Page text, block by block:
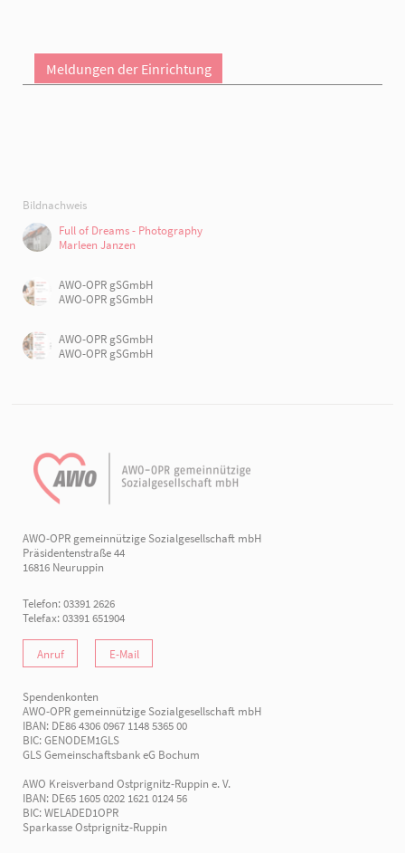
Meldungen der Einrichtung
Bildnachweis
Full of Dreams - Photography
Marleen Janzen
AWO-OPR gSGmbH
AWO-OPR gSGmbH
AWO-OPR gSGmbH
AWO-OPR gSGmbH
AWO-OPR gemeinnützige Sozialgesellschaft mbH
Präsidentenstraße 44
16816 Neuruppin
Telefon: 03391 2626
Telefax: 03391 651904
Anruf E-Mail
Spendenkonten
AWO-OPR gemeinnützige Sozialgesellschaft mbH
IBAN: DE86 4306 0967 1148 5365 00
BIC: GENODEM1GLS
GLS Gemeinschaftsbank eG Bochum
AWO Kreisverband Ostprignitz-Ruppin e. V.
IBAN: DE65 1605 0202 1621 0124 56
BIC: WELADED1OPR
Sparkasse Ostprignitz-Ruppin